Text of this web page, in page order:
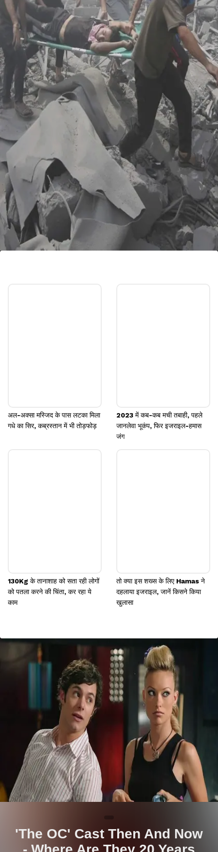
अल-अक्सा मस्जिद के पास लटका मिला
गधे का सिर, कब्रस्तान में भी तोड़फोड़
2023 में कब-कब मची तबाही, पहले
जानलेवा भूकंप, फिर इजराइल-हमास
जंग
130Kg के तानाशाह को सता रही लोगों
को पतला करने की चिंता, कर रहा ये
काम
तो क्या इस शख्स के लिए Hamas ने
दहलाया इजराइल, जानें किसने किया
खुलासा